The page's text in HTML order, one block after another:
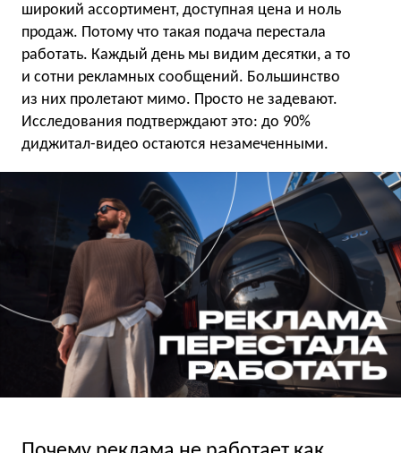
широкий ассортимент, доступная цена и ноль
продаж. Потому что такая подача перестала
работать. Каждый день мы видим десятки, а то
и сотни рекламных сообщений. Большинство
из них пролетают мимо. Просто не задевают.
Исследования подтверждают это: до 90%
диджитал-видео остаются незамеченными.